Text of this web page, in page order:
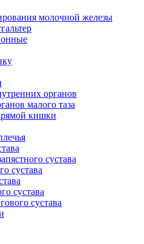
молочной железы
органов
малого таза
кишки
сустава
сустава
сустава
сустава